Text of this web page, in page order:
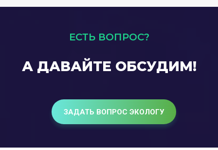
ЕСТЬ ВОПРОС?
А ДАВАЙТЕ ОБСУДИМ!
ЗАДАТЬ ВОПРОС ЭКОЛОГУ